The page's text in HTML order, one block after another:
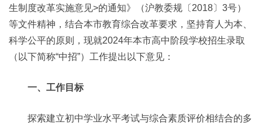
生制度改革实施意见>的通知》（沪教委规〔2018〕3号）
等文件精神，结合本市教育综合改革要求，坚持育人为本、
科学公平的原则，现就2024年本市高中阶段学校招生录取
（以下简称“中招”）工作提出以下意见：
一、工作目标
探索建立初中学业水平考试与综合素质评价相结合的多